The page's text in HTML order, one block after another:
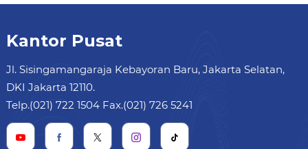
Kantor Pusat
Jl. Sisingamangaraja Kebayoran Baru, Jakarta Selatan,
DKI Jakarta 12110.
Telp.(021) 722 1504 Fax.(021) 726 5241